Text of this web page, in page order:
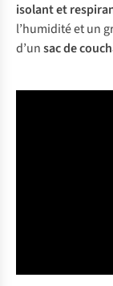
isolant et
l’humidité et un
d’unsac de